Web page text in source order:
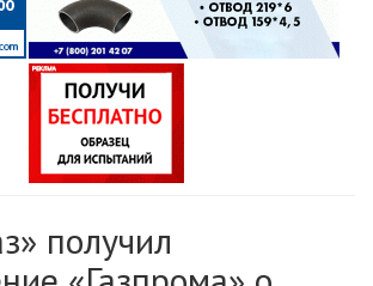
получил